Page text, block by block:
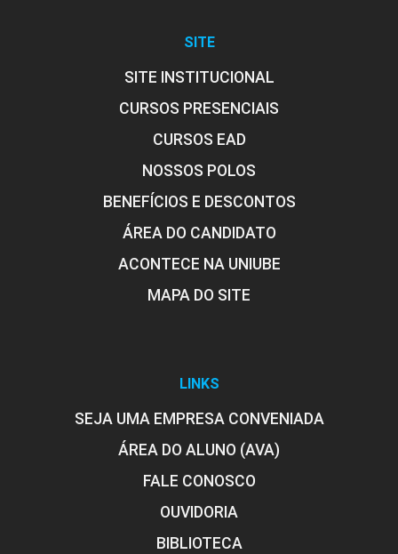
6
ENCONTRO ACADÊMICO/AVALIAÇÃO
6
ENCONTRO ACADÊMICO/AVALIAÇÃO
6
SITE
SITE INSTITUCIONAL
CURSOS PRESENCIAIS
CURSOS EAD
NOSSOS POLOS
BENEFÍCIOS E DESCONTOS
ÁREA DO CANDIDATO
ACONTECE NA UNIUBE
MAPA DO SITE
LINKS
SEJA UMA EMPRESA CONVENIADA
ÁREA DO ALUNO (AVA)
FALE CONOSCO
OUVIDORIA
BIBLIOTECA